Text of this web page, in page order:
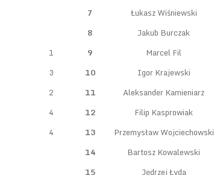
1
3
2
4
4
7
Łukasz Wiśniewski
8
Jakub Burczak
9
Marcel Fil
10
Igor Krajewski
11
Aleksander Kamieniarz
12
Filip Kasprowiak
13
Przemysław Wojciechowski
14
Bartosz Kowalewski
15
Jędrzej Łyda